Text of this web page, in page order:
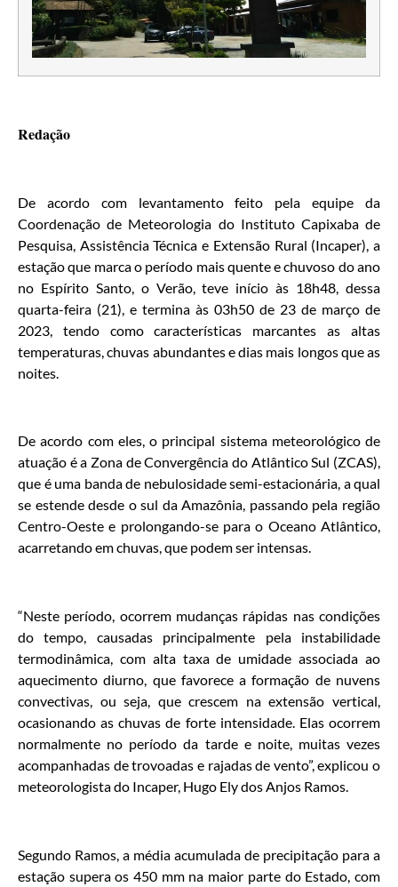
Redação
De acordo com levantamento feito pela equipe da
Coordenação de Meteorologia do Instituto Capixaba de
Pesquisa, Assistência Técnica e Extensão Rural (Incaper), a
estação que marca o período mais quente e chuvoso do ano
no Espírito Santo, o Verão, teve início às 18h48, dessa
quarta-feira (21), e termina às 03h50 de 23 de março de
2023, tendo como características marcantes as altas
temperaturas, chuvas abundantes e dias mais longos que as
noites.
De acordo com eles, o principal sistema meteorológico de
atuação é a Zona de Convergência do Atlântico Sul (ZCAS),
que é uma banda de nebulosidade semi-estacionária, a qual
se estende desde o sul da Amazônia, passando pela região
Centro-Oeste e prolongando-se para o Oceano Atlântico,
acarretando em chuvas, que podem ser intensas.
“Neste período, ocorrem mudanças rápidas nas condições
do tempo, causadas principalmente pela instabilidade
termodinâmica, com alta taxa de umidade associada ao
aquecimento diurno, que favorece a formação de nuvens
convectivas, ou seja, que crescem na extensão vertical,
ocasionando as chuvas de forte intensidade. Elas ocorrem
normalmente no período da tarde e noite, muitas vezes
acompanhadas de trovoadas e rajadas de vento”, explicou o
meteorologista do Incaper, Hugo Ely dos Anjos Ramos.
Segundo Ramos, a média acumulada de precipitação para a
estação supera os 450 mm na maior parte do Estado, com